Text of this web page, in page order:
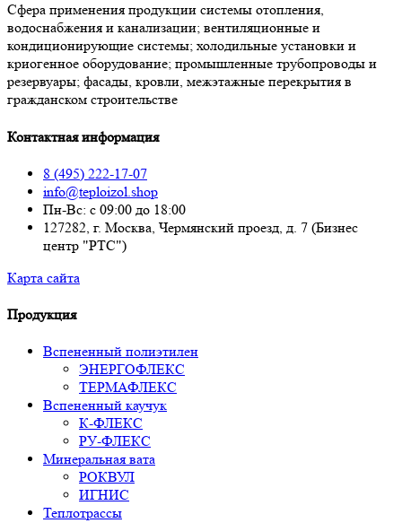
Сфера применения продукции системы отопления,
водоснабжения и канализации; вентиляционные и
кондиционирующие системы; холодильные установки и
криогенное оборудование; промышленные трубопроводы и
резервуары; фасады, кровли, межэтажные перекрытия в
гражданском строительстве
Контактная информация
8 (495) 222-17-07
info@teploizol.shop
Пн-Вс: с 09:00 до 18:00
127282, г. Москва, Чермянский проезд, д. 7 (Бизнес
центр "РТС")
Карта сайта
Продукция
Вспененный полиэтилен
ЭНЕРГОФЛЕКС
ТЕРМАФЛЕКС
Вспененный каучук
К-ФЛЕКС
РУ-ФЛЕКС
Минеральная вата
РОКВУЛ
ИГНИС
Теплотрассы